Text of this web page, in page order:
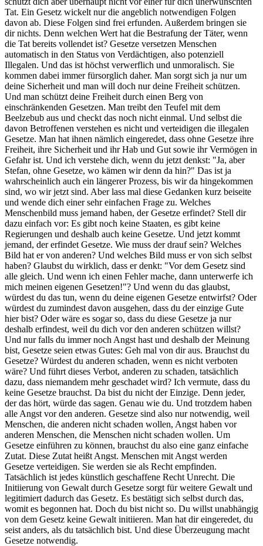
Tat. Ein Gesetz wickelt nur die angeblich notwendigen Folgen
davon ab. Diese Folgen sind frei erfunden. Außerdem bringen sie
dir nichts. Denn welchen Wert hat die Bestrafung der Täter, wenn
die Tat bereits vollendet ist? Gesetze versetzen Menschen
automatisch in den Status von Verdächtigen, also potenziell
Illegalen. Und das ist höchst verwerflich und unmoralisch. Sie
kommen dabei immer fürsorglich daher. Man sorgt sich ja nur um
deine Sicherheit und man will doch nur deine Freiheit schützen.
Und man schützt deine Freiheit durch einen Berg von
einschränkenden Gesetzen. Man treibt den Teufel mit dem
Beelzebub aus und checkt das noch nicht einmal. Und selbst die
davon Betroffenen verstehen es nicht und verteidigen die illegalen
Gesetze. Man hat ihnen nämlich eingeredet, dass ohne Gesetze ihre
Freiheit, ihre Sicherheit und ihr Hab und Gut sowie ihr Vermögen in
Gefahr ist. Und ich verstehe dich, wenn du jetzt denkst: "Ja, aber
Stefan, ohne Gesetze, wo kämen wir denn da hin?" Das ist ja
wahrscheinlich auch ein längerer Prozess, bis wir da hingekommen
sind, wo wir jetzt sind. Aber lass mal diese Gedanken kurz beiseite
und wende dich einer sehr einfachen Frage zu. Welches
Menschenbild muss jemand haben, der Gesetze erfindet? Stell dir
dazu einfach vor: Es gibt noch keine Staaten, es gibt keine
Regierungen und deshalb auch keine Gesetze. Und jetzt kommt
jemand, der erfindet Gesetze. Wie muss der drauf sein? Welches
Bild hat er von anderen? Und welches Bild muss er von sich selbst
haben? Glaubst du wirklich, dass er denkt: "Vor dem Gesetz sind
alle gleich. Und wenn ich einen Fehler mache, dann unterwerfe ich
mich meinen eigenen Gesetzen!"? Und wenn du das glaubst,
würdest du das tun, wenn du deine eigenen Gesetze entwirfst? Oder
würdest du zumindest davon ausgehen, dass du der einzige Gute
hier bist? Oder wäre es sogar so, dass du diese Gesetze ja nur
deshalb erfindest, weil du dich vor den anderen schützen willst?
Und nur falls du immer noch Angst hast und deshalb der Meinung
bist, Gesetze seien etwas Gutes: Geh mal von dir aus. Brauchst du
Gesetze? Würdest du anderen schaden, wenn es nicht verboten
wäre? Und führt dieses Verbot, anderen zu schaden, tatsächlich
dazu, dass niemandem mehr geschadet wird? Ich vermute, dass du
keine Gesetze brauchst. Da bist du nicht der Einzige. Denn jeder,
der das hört, würde das sagen. Genau wie du. Und trotzdem haben
alle Angst vor den anderen. Gesetze sind also nur notwendig, weil
Menschen, die anderen nicht schaden wollen, Angst haben vor
anderen Menschen, die Menschen nicht schaden wollen. Um
Gesetze einführen zu können, brauchst du also eine ganz einfache
Zutat. Diese Zutat heißt Angst. Menschen mit Angst werden
Gesetze verteidigen. Sie werden sie als Recht empfinden.
Tatsächlich ist jedes künstlich geschaffene Recht Unrecht. Die
Initiierung von Gewalt durch Gesetze sorgt für weitere Gewalt und
legitimiert dadurch das Gesetz. Es bestätigt sich selbst durch das,
womit es begonnen hat. Doch du bist nicht so. Du willst unabhängig
von dem Gesetz keine Gewalt initiieren. Man hat dir eingeredet, du
seist anders, als du tatsächlich bist. Und diese Überzeugung macht
Gesetze notwendig.